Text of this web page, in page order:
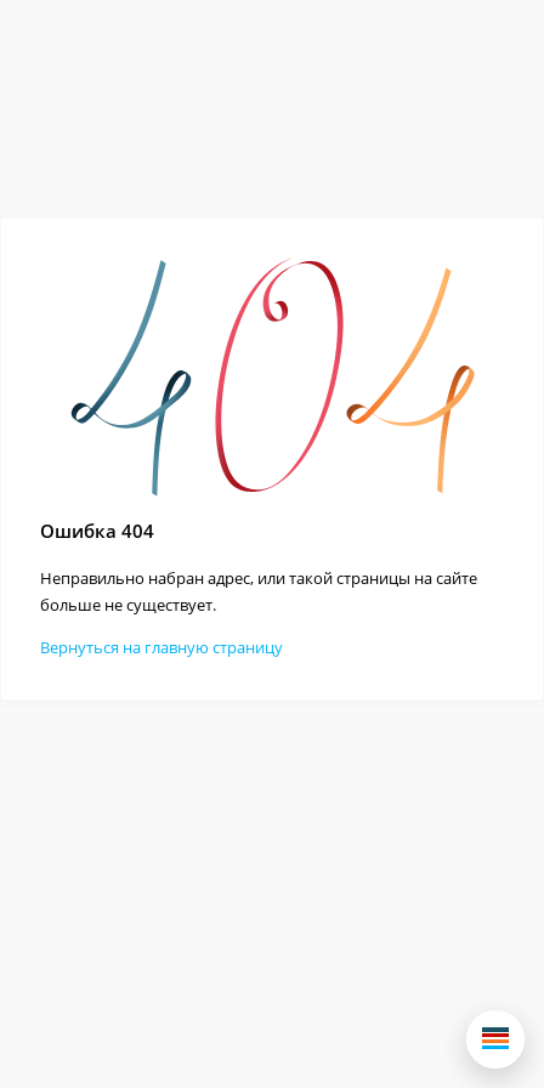
Ошибка 404
Неправильно набран адрес, или такой страницы на сайте
больше не существует.
Вернуться на главную страницу